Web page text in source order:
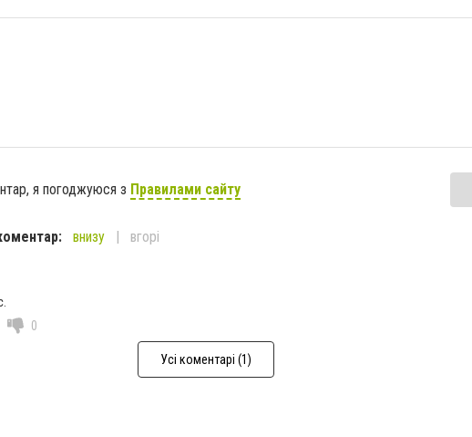
я погоджуюся з Правилами сайту
внизу вгорі
0
Усі коментарі (1)